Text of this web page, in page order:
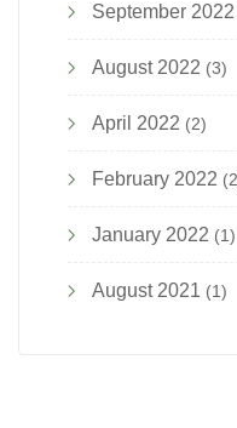
September 2022
August 2022 (3)
April 2022 (2)
February 2022
January 2022 (1)
August 2021 (1)